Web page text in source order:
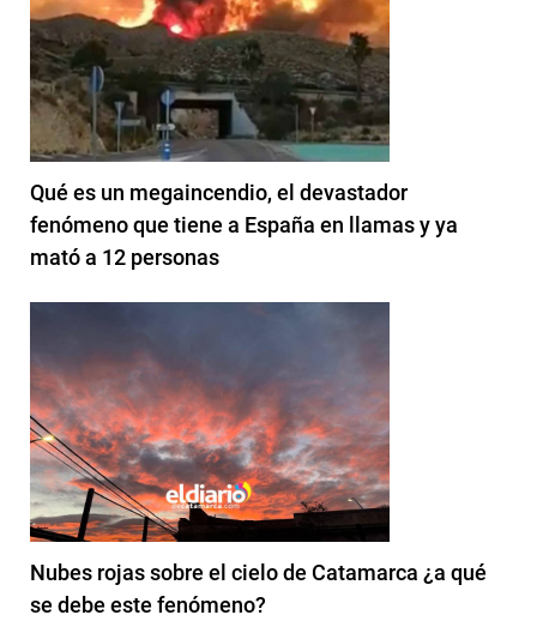
Qué es un megaincendio, el devastador
fenómeno que tiene a España en llamas y ya
mató a 12 personas
Nubes rojas sobre el cielo de Catamarca ¿a qué
se debe este fenómeno?